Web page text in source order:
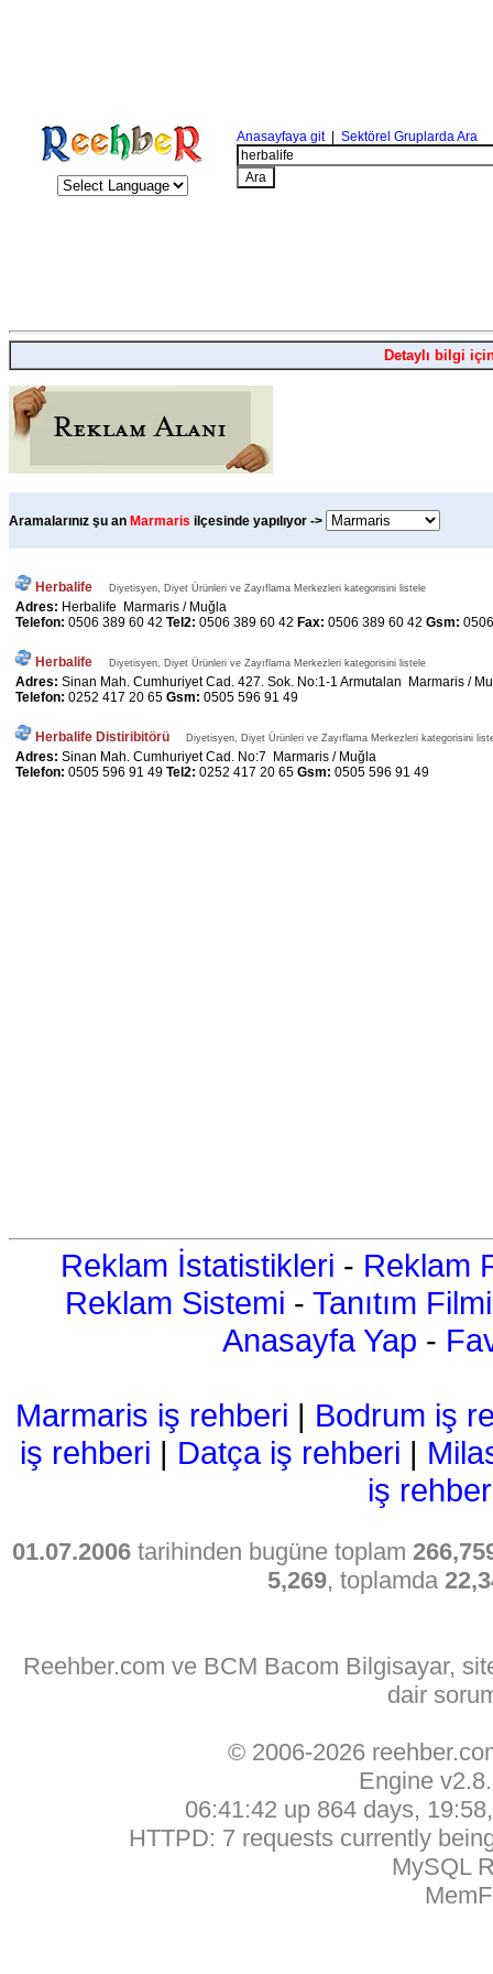
Anasayfaya git| Sektörel Gruplarda Ara
Detaylı bilgi
Aramalarınız şu an Marmaris ilçesinde yapılıyor ->
Herbalife Diyetisyen, Diyet Ürünleri ve Zayıflama Merkezleri kategorisini listele
Adres: Herbalife Marmaris / Muğla
Telefon: 0506 389 60 42 Tel2: 0506 389 60 42 Fax: 0506 389 60 42 Gsm:
Herbalife Diyetisyen, Diyet Ürünleri ve Zayıflama Merkezleri kategorisini listele
Adres: Sinan Mah. Cumhuriyet Cad. 427. Sok. No:1-1 Armutalan Marmaris /
Telefon: 0252 417 20 65 Gsm: 0505 596 91 49
Herbalife Distiribitörü Diyetisyen, Diyet Ürünleri ve Zayıflama Merkezleri kategorisini
Adres: Sinan Mah. Cumhuriyet Cad. No:7 Marmaris / Muğla
Telefon: 0505 596 91 49 Tel2: 0252 417 20 65 Gsm: 0505 596 91 49
Reklam İstatistikleri - Reklam
Reklam Sistemi - Tanıtım Filmi
Anasayfa Yap -
Marmaris iş rehberi | Bodrum iş
iş rehberi | Datça iş rehberi |
iş
01.07.2006 tarihinden bugüne toplam
5,269, toplamda
Reehber.com ve BCM Bacom Bilgisayar,
dair
© 2006-2026
Engine
06:41:42 up 864 days,
HTTPD: 7 requests currently
MySQL